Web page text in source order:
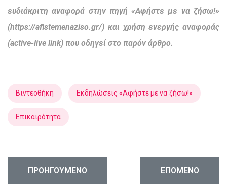
ευδιάκριτη αναφορά στην πηγή «Αφήστε με να ζήσω!»
(https://afistemenaziso.gr/) και χρήση ενεργής αναφοράς
(active-live link) που οδηγεί στο παρόν άρθρο.
Βιντεοθήκη Εκδηλώσεις «Αφήστε με να ζήσω!»
Επικαιρότητα
ΠΡΟΗΓΟΎΜΕΝΟ ΆΡΘΡΟ: ΤΟ “ΔΙΚΑΊΩΜΑ” ΣΤΗΝ ΈΚΤΡΩΣΗ
ΠΡΟΗΓΟΎΜΕΝΟ ΕΠΌΜΕΝΟ
ΕΠΌΜΕΝΟ